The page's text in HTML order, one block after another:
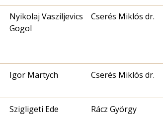
Nyikolaj Vasziljevics
Gogol
Cserés Miklós dr.
Igor Martych Cserés Miklós dr.
Szigligeti Ede Rácz György